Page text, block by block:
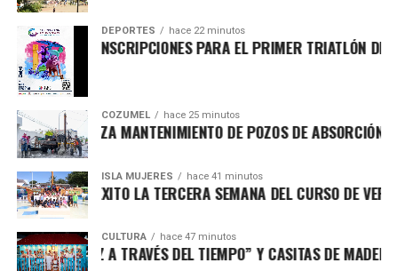
$18.60
Dólar en Banorte
$18.50
Dólar en Santander— Compra: $17.35 / Venta:
$18.45
Dólar en Scotiabank— Compra: $17.50 / Venta:
$18.65
En cuanto a laBolsa Mexicana de Valores
Precios y Cotizaciones (IPC) registra un avance cercano al
DEPORTES hace 22 minutos
ABRE INSCRIPCIONES PARA EL PRIMER TRIATLÓN DE
COZUMEL hace 25 minutos
REFUERZA MANTENIMIENTO DE POZOS DE ABSORCIÓN
ISLA MUJERES hace 41 minutos
CON ÉXITO LA TERCERA SEMANA DEL CURSO DE VERANO
CULTURA hace 47 minutos
“LUZ A TRAVÉS DEL TIEMPO” Y CASITAS DE MADERA